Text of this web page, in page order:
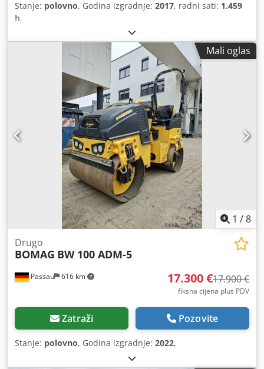
Stanje: polovno, Godina izgradnje: 2017, radni sati: 1.459
h,
Mali oglas
1 /8
Passau 616 km
Drugo
BOMAG BW 100 ADM-5
17.300 €17.900 €
fiksna cijena plus PDV
Zatraži Pozovite
Stanje: polovno, Godina izgradnje: 2022,